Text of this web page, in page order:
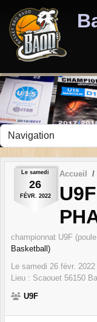
Le samedi
26
FÉVR. 2022
Accueil
championnat U9F
Basketball)
Le samedi 26 févr. 2022
Lieu : Scaouet 56150
U9F
Panneau de gestion